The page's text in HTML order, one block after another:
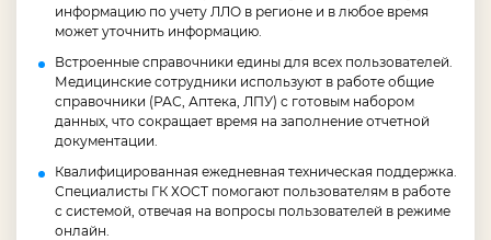
информацию по учету ЛЛО в регионе и в любое время
может уточнить информацию.
Встроенные справочники едины для всех пользователей.
Медицинские сотрудники используют в работе общие
справочники (РАС, Аптека, ЛПУ) с готовым набором
данных, что сокращает время на заполнение отчетной
документации.
Квалифицированная ежедневная техническая поддержка.
Специалисты ГК ХОСТ помогают пользователям в работе
с системой, отвечая на вопросы пользователей в режиме
онлайн.